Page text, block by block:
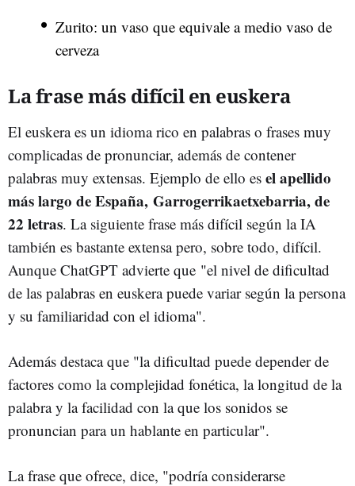
Zurito: un vaso que equivale a medio vaso de
cerveza
La frase más difícil en euskera
El euskera es un idioma rico en palabras o frases muy
complicadas de pronunciar, además de contener
palabras muy extensas. Ejemplo de ello es el apellido
más largo de España, Garrogerrikaetxebarria, de
22 letras. La siguiente frase más difícil según la IA
también es bastante extensa pero, sobre todo, difícil.
Aunque ChatGPT advierte que "el nivel de dificultad
de las palabras en euskera puede variar según la persona
y su familiaridad con el idioma".
Además destaca que "la dificultad puede depender de
factores como la complejidad fonética, la longitud de la
palabra y la facilidad con la que los sonidos se
pronuncian para un hablante en particular".
La frase que ofrece, dice, "podría considerarse